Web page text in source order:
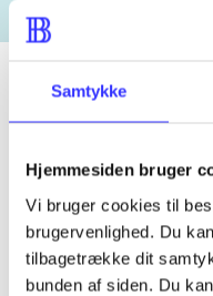
Samtykke
Hjemmesiden bruger
Vi bruger cookies til
brugervenlighed. Du
tilbagetrække dit
bunden af siden. Du
Artiklen er en del af
lorem